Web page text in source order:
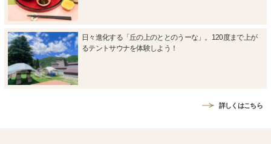
日々進化する「丘の上のととのうーな」。120度まで上が
るテントサウナを体験しよう！
詳しくはこちら